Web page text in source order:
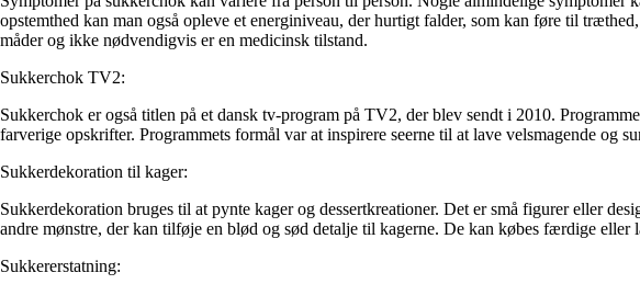
opstemthed kan man også opleve et energiniveau, der hurtigt falder, som kan føre til
måder og ikke nødvendigvis er en medicinsk tilstand.
Sukkerchok TV2:
Sukkerchok er også titlen på et dansk tv-program på TV2, der blev sendt i 2010.
farverige opskrifter. Programmets formål var at inspirere seerne til at lave velsmagende og
Sukkerdekoration til kager:
Sukkerdekoration bruges til at pynte kager og dessertkreationer. Det er små figurer eller
andre mønstre, der kan tilføje en blød og sød detalje til kagerne. De kan købes færdige
Sukkererstatning: